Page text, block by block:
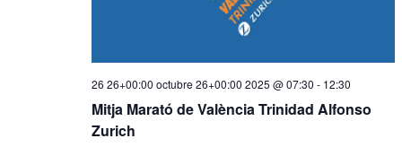
26 26+00:00 octubre 26+00:00 2025 @ 07:30 - 12:30
Mitja Marató de València Trinidad Alfonso
Zurich